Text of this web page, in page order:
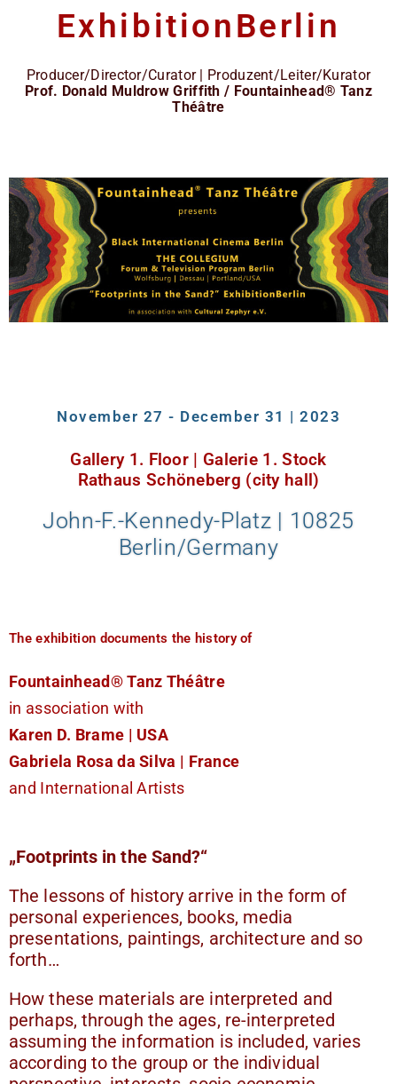
ExhibitionBerlin
Producer/Director/Curator | Produzent/Leiter/Kurator
Prof. Donald Muldrow Griffith / Fountainhead® Tanz
Théâtre
November 27 - December 31 | 2023
Gallery 1. Floor | Galerie 1. Stock
Rathaus Schöneberg (city hall)
John-F.-Kennedy-Platz | 10825
Berlin/Germany
The exhibition documents the history of
Fountainhead® Tanz Théâtre
in association with
Karen D. Brame | USA
Gabriela Rosa da Silva | France
and International Artists
„Footprints in the Sand?“
The lessons of history arrive in the form of
personal experiences, books, media
presentations, paintings, architecture and so
forth…
How these materials are interpreted and
perhaps, through the ages, re-interpreted
assuming the information is included, varies
according to the group or the individual